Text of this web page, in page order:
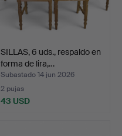
SILLAS, 6 uds., respaldo en
forma de lira,…
Subastado 14 jun 2026
2 pujas
43 USD